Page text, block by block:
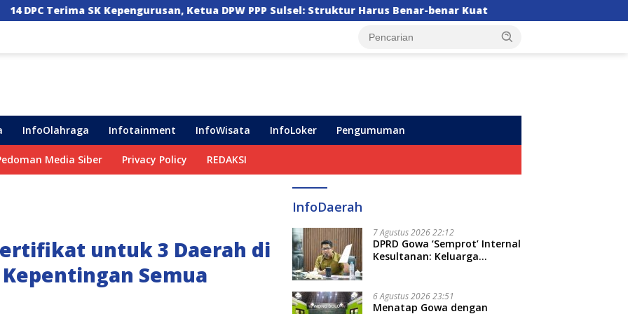
Ketua DPW PPP Sulsel: Struktur Harus Benar-benar Kuat Mensos Tinjau Sekolah Rakyat di
InfoOlahraga Infotainment InfoWisata InfoLoker Pengumuman
Media Siber Privacy Policy REDAKSI
untuk 3 Daerah di
Semua
InfoDaerah
7 Agustus 2026 22:12
DPRD Gowa ‘Semprot’ Internal
Kesultanan: Keluarga
6 Agustus 2026 23:51
Menatap Gowa dengan